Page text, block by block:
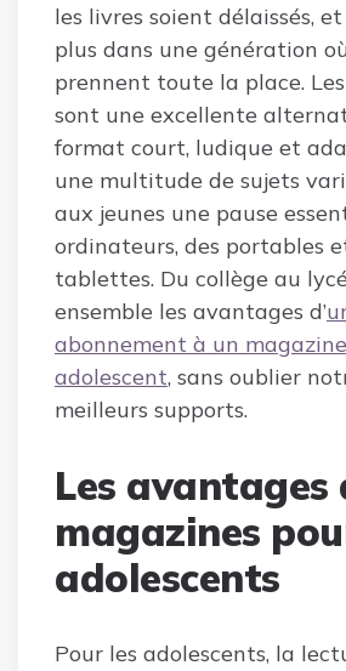
les livres soient délaissés,
plus dans une génération
prennent toute la place.
sont une excellente
format court, ludique et
une multitude de sujets
aux jeunes une pause
ordinateurs, des portables
tablettes. Du collège au
ensemble les avantages d’
abonnement à un
adolescent, sans oublier
meilleurs supports.
Les avantages
magazines
adolescents
Pour les adolescents, la